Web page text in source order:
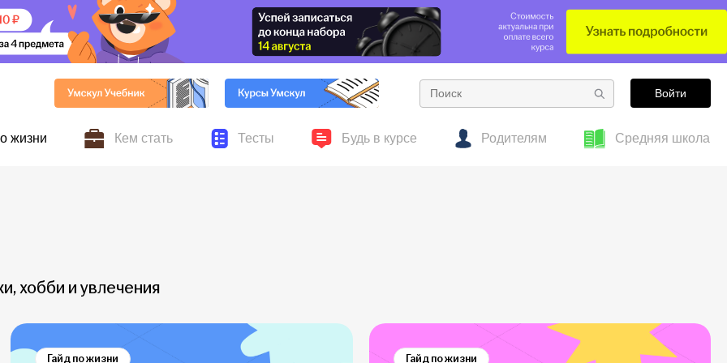
Войти
жизни Кем стать Тесты Будь в курсе Родителям Средняя школа
хобби и увлечения
Гайд по жизни Гайд по жизни